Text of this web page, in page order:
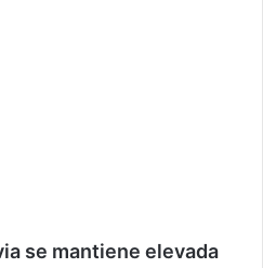
se mantiene elevada